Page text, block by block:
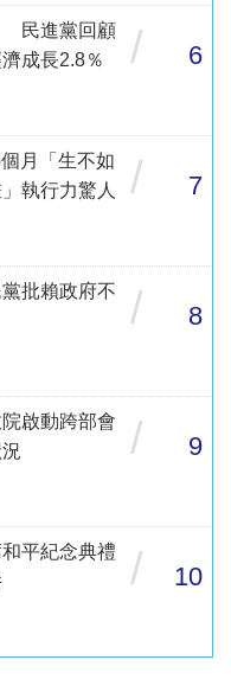
民進黨回顧
成長2.8％
/ 6
月「生不如
執行力驚人
/ 7
批賴政府不
/ 8
啟動跨部會
/ 9
平紀念典禮
/ 10